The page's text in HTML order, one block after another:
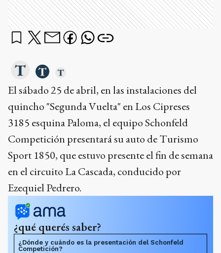
El sábado 25 de abril, en las instalaciones del
quincho "Segunda Vuelta" en Los Cipreses
3185 esquina Paloma, el equipo Schonfeld
Competición presentará su auto de Turismo
Sport 1850, que estuvo presente el fin de semana
en el circuito La Cascada, conducido por
Ezequiel Pedrero.
¿qué querés saber?
¿Dónde y cuándo es la presentación del Schonfeld
Competición?